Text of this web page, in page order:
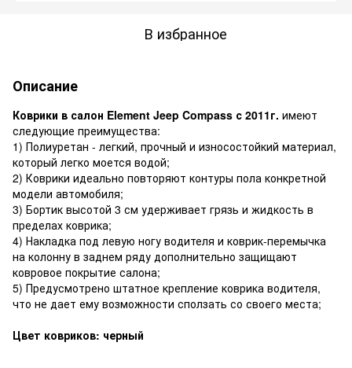
В избранное
Описание
Коврики в салон Element Jeep Compass с 2011г. имеют
следующие преимущества:
1) Полиуретан - легкий, прочный и износостойкий материал,
который легко моется водой;
2) Коврики идеально повторяют контуры пола конкретной
модели автомобиля;
3) Бортик высотой 3 см удерживает грязь и жидкость в
пределах коврика;
4) Накладка под левую ногу водителя и коврик-перемычка
на колонну в заднем ряду дополнительно защищают
ковровое покрытие салона;
5) Предусмотрено штатное крепление коврика водителя,
что не дает ему возможности сползать со своего места;
Цвет ковриков: черный